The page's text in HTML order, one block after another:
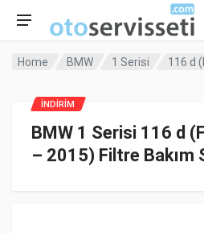
Home BMW 1 Serisi 116 d
BMW 1 Serisi 116 d
– 2015) Filtre Bakım
İNDİRİM